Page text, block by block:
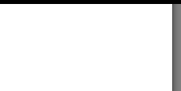
Hillsong (C) Hillsong Music